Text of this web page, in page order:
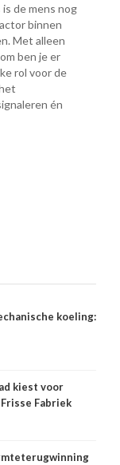
is de mens nog
binnen
Met alleen
ben je er
rol voor de
én
koeling:
kiest voor
Fabriek